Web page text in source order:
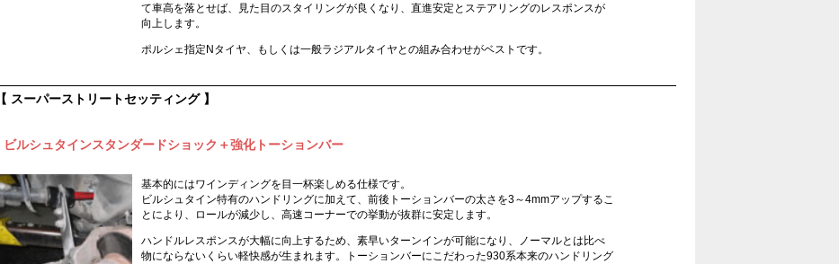
て車高を落とせば、見た目のスタイリングが良くなり、直進安定とステアリングのレスポンスが
向上します。
ポルシェ指定Nタイヤ、もしくは一般ラジアルタイヤとの組み合わせがベストです。
【 スーパーストリートセッティング 】
ビルシュタインスタンダードショック＋強化トーションバー
基本的にはワインディングを目一杯楽しめる仕様です。
ビルシュタイン特有のハンドリングに加えて、前後トーションバーの太さを3～4mmアップするこ
とにより、ロールが減少し、高速コーナーでの挙動が抜群に安定します。
ハンドルレスポンスが大幅に向上するため、素早いターンインが可能になり、ノーマルとは比べ
物にならないくらい軽快感が生まれます。トーションバーにこだわった930系本来のハンドリング